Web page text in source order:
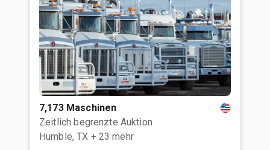
7,173 Maschinen
Zeitlich begrenzte Auktion
Humble, TX + 23 mehr